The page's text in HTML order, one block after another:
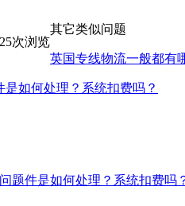
次浏览
其它类似问题
英国专线物流一般都有
如何处理？系统扣费吗？
题件是如何处理？系统扣费吗